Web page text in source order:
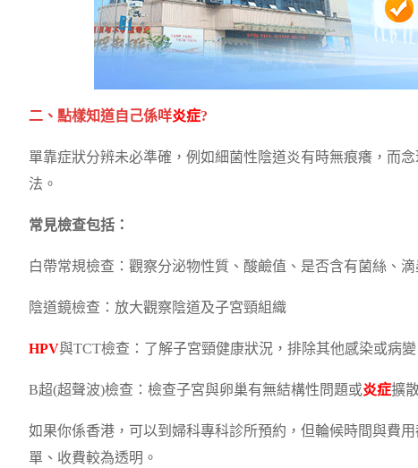
二、點樣知道自己係咩炎症?
單靠症狀分辨未必準確，例如細菌性陰道炎有時無痕癢，而
法。
常見檢查包括：
白帶常規檢查：觀察分泌物性質、酸鹼值、是否含有菌絲、滴
陰道鏡檢查：放大觀察陰道及子宮頸組織
HPV與TCT檢查：了解子宮頸健康狀況，排除其他感染或病變
B超(超聲波)檢查：檢查子宮與卵巢有無結構性問題或炎症擴
如果你係香港，可以到婦科專科診所預約，但輪候時間與費
單、收費較為透明。